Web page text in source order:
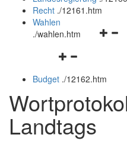
Recht ./12161.htm
Wahlen
./wahlen.htm
Navigationsmenü
und
Budget ./12162.htm
Landtags